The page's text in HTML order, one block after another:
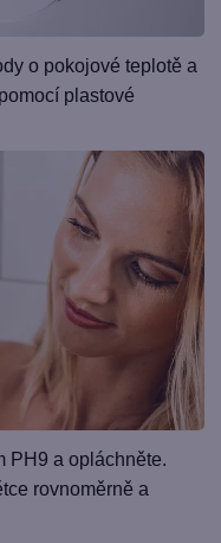
o pokojové teplotě a
plastové
PH9 a opláchněte.
rovnoměrně a